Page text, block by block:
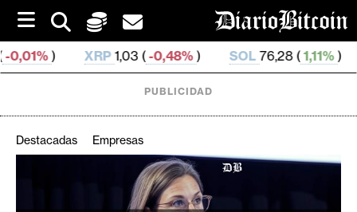
i
p
t
o
XRP1,03 ( -0,48%) SOL76,28 ( 1,11%) TRX0,329
PUBLICIDAD
Destacadas Empresas